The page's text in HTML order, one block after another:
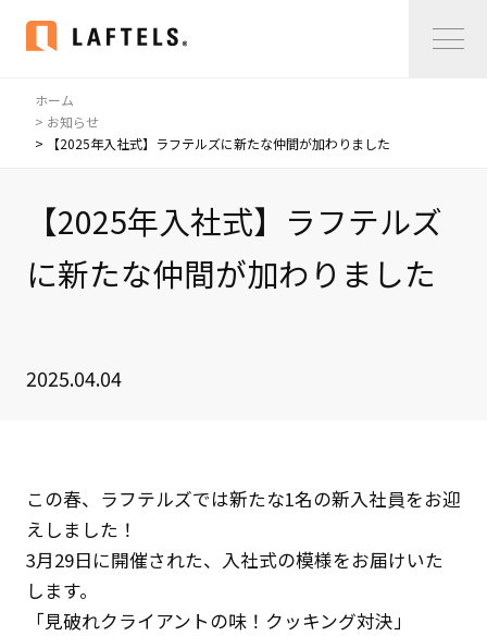
Home
私たちについて
コンサルタント紹介
サービス紹介
仲間の声
クライアント事例
セミナー
セミナー情報
ホーム
> お知らせ
> 【2025年入社式】ラフテルズに新たな仲間が加わりました
【2025年入社式】ラフテルズ
に新たな仲間が加わりました
2025.04.04
この春、ラフテルズでは新たな1名の新入社員をお迎
えしました！
3月29日に開催された、入社式の模様をお届けいた
します。
「見破れクライアントの味！クッキング対決」